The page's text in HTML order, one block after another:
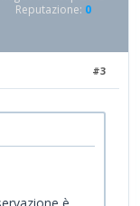
Reputazione: 0
#3